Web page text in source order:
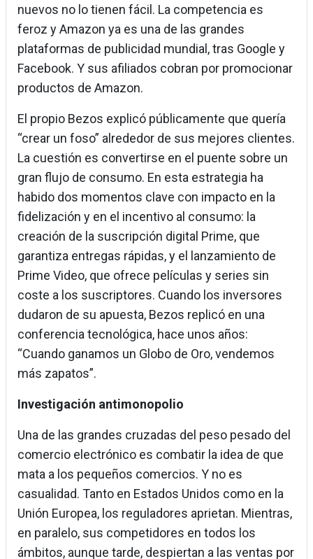
nuevos no lo tienen fácil. La competencia es
feroz y Amazon ya es una de las grandes
plataformas de publicidad mundial, tras Google y
Facebook. Y sus afiliados cobran por promocionar
productos de Amazon.
El propio Bezos explicó públicamente que quería
“crear un foso” alrededor de sus mejores clientes.
La cuestión es convertirse en el puente sobre un
gran flujo de consumo. En esta estrategia ha
habido dos momentos clave con impacto en la
fidelización y en el incentivo al consumo: la
creación de la suscripción digital Prime, que
garantiza entregas rápidas, y el lanzamiento de
Prime Video, que ofrece películas y series sin
coste a los suscriptores. Cuando los inversores
dudaron de su apuesta, Bezos replicó en una
conferencia tecnológica, hace unos años:
“Cuando ganamos un Globo de Oro, vendemos
más zapatos”.
Investigación antimonopolio
Una de las grandes cruzadas del peso pesado del
comercio electrónico es combatir la idea de que
mata a los pequeños comercios. Y no es
casualidad. Tanto en Estados Unidos como en la
Unión Europea, los reguladores aprietan. Mientras,
en paralelo, sus competidores en todos los
ámbitos, aunque tarde, despiertan a las ventas por